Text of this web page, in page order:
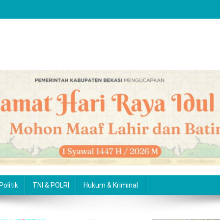
Politik TNI & POLRI Hukum & Kriminal